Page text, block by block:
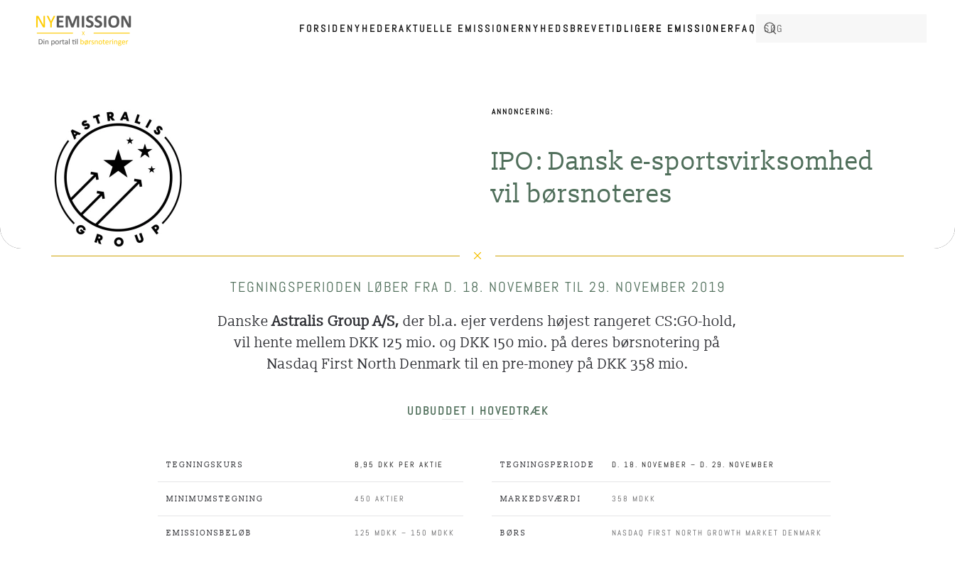
Gå til hovedindhold FORSIDENYHEDERAKTUELLE EMISSIONERNYHEDSBREVETIDLIGERE EMISSIONERFAQ
ANNONCERING:
IPO: Dansk e-sportsvirksomhed
vil børsnoteres
TEGNINGSPERIODEN LØBER FRA D. 18. NOVEMBER TIL 29. NOVEMBER 2019
DanskeAstralis Group A/S, der bl.a. ejer verdens højest rangeret CS:GO-hold,
vil hente mellem DKK 125 mio. og DKK 150 mio. på deres børsnotering på
Nasdaq First North Denmark til en pre-money på DKK 358 mio.
UDBUDDET I HOVEDTRÆK
TEGNINGSKURS 8,95 DKK PER AKTIE
MINIMUMSTEGNING 450 AKTIER
EMISSIONSBELØB 125 MDKK – 150 MDKK
TEGNINGSPERIODE D. 18. NOVEMBER – D. 29. NOVEMBER
MARKEDSVÆRDI 358 MDKK
BØRS NASDAQ FIRST NORTH GROWTH MARKET DENMARK